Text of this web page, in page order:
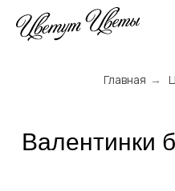
Главная →
Валентинки